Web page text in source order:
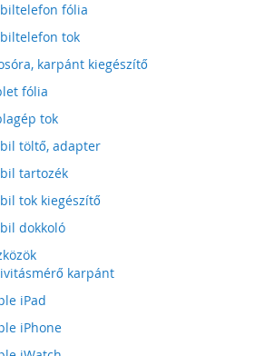
fólia
tok
karpánt kiegészítő
fólia
tok
töltő, adapter
tartozék
tok kiegészítő
dokkoló
karpánt
iPad
iPhone